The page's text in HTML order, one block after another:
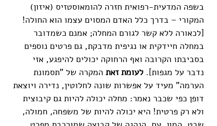
בשפה המדעית-רפואית חזרה להומאוסטזיס (איזון)
המקורי – בדרך כלל האדם המסוים עצמו הוא החולה!
[לכאורה ללא קשר לגורם המחלה; אמנם כשמדובר
במחלה חיידקית או נגיפית מדבקת, גם פרטים נוספים
בסביבתו הקרובה ואף הרחוקה יכולים להיפגע, אזי
נדבר על מגפות]. לעומת זאתהמקרה של "תסמונת
הערמה" מעיד על אפשרות שונה לחלוטין, נדירה ויוצאת
דופן כפי שכבר נאמר: מחלה יכולה להיות גם קיבוצית
ולא רק פרטית! היא יכולה להיות של משפחה, חמולה,